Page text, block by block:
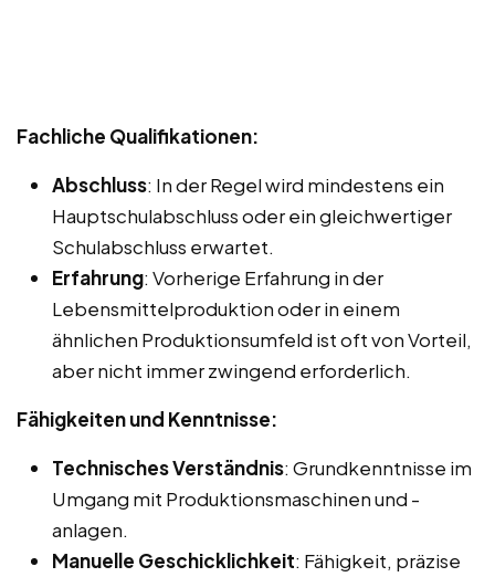
Fachliche Qualifikationen:
Abschluss: In der Regel wird mindestens ein
Hauptschulabschluss oder ein gleichwertiger
Schulabschluss erwartet.
Erfahrung: Vorherige Erfahrung in der
Lebensmittelproduktion oder in einem
ähnlichen Produktionsumfeld ist oft von Vorteil,
aber nicht immer zwingend erforderlich.
Fähigkeiten und Kenntnisse:
Technisches Verständnis: Grundkenntnisse im
Umgang mit Produktionsmaschinen und -
anlagen.
Manuelle Geschicklichkeit: Fähigkeit, präzise